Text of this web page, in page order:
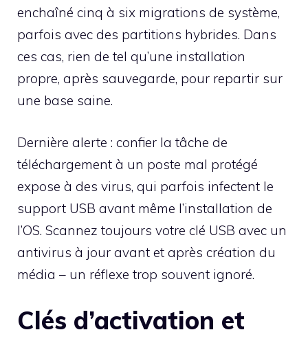
enchaîné cinq à six migrations de système,
parfois avec des partitions hybrides. Dans
ces cas, rien de tel qu’une installation
propre, après sauvegarde, pour repartir sur
une base saine.
Dernière alerte : confier la tâche de
téléchargement à un poste mal protégé
expose à des virus, qui parfois infectent le
support USB avant même l’installation de
l’OS. Scannez toujours votre clé USB avec un
antivirus à jour avant et après création du
média – un réflexe trop souvent ignoré.
Clés d’activation et